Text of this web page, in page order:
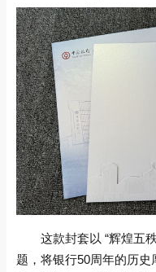
这款封套以 “辉煌五
题，将银行50周年的历